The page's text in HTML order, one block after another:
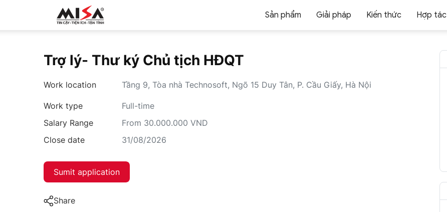
MISA.VN
Sản phẩm Giải pháp Kiến thức Hợp tác
Trợ lý- Thư ký Chủ tịch HĐQT
Work location Tầng 9, Tòa nhà Technosoft, Ngõ 15 Duy Tân, P. Cầu Giấy, Hà Nội
Work type
Full-time
Salary Range
From 30.000.000 VND
Close date
31/08/2026
Sumit application
Share